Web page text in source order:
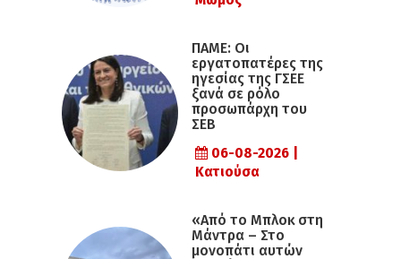
ΠΑΜΕ: Οι
εργατοπατέρες της
ηγεσίας της ΓΣΕΕ
ξανά σε ρόλο
προσωπάρχη του
ΣΕΒ
06-08-2026 |
Κατιούσα
«Από το Μπλοκ στη
Μάντρα – Στο
μονοπάτι αυτών